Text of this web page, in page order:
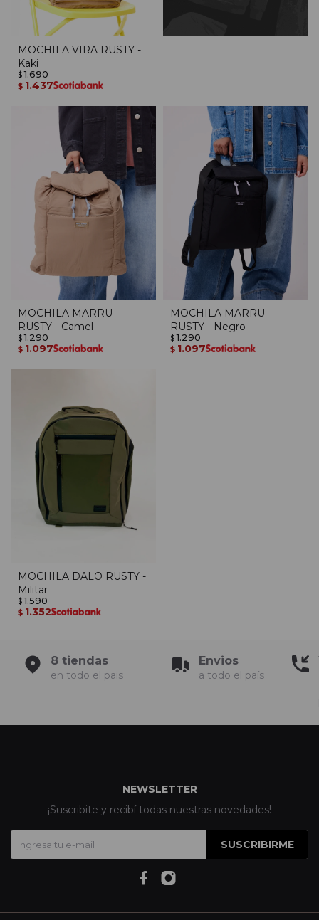
MOCHILA VIRA RUSTY -
Kaki
$ 1.690
$ 1.437
MOCHILA MARRU
RUSTY - Camel
$ 1.290
$ 1.097
MOCHILA MARRU
RUSTY - Negro
$ 1.290
$ 1.097
MOCHILA DALO RUSTY -
Militar
$ 1.590
$ 1.352
8 tiendas
en todo el pais
Envios
a todo el país
NEWSLETTER
¡Suscribite y recibí todas nuestras novedades!
SUSCRIBIRME